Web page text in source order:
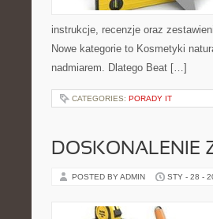
instrukcje, recenzje oraz
Nowe kategorie to Kosmetyki
nadmiarem. Dlatego Beat […]
CATEGORIES: PORADY IT
DOSKONALENIE
POSTED BY ADMIN STY - 28 -